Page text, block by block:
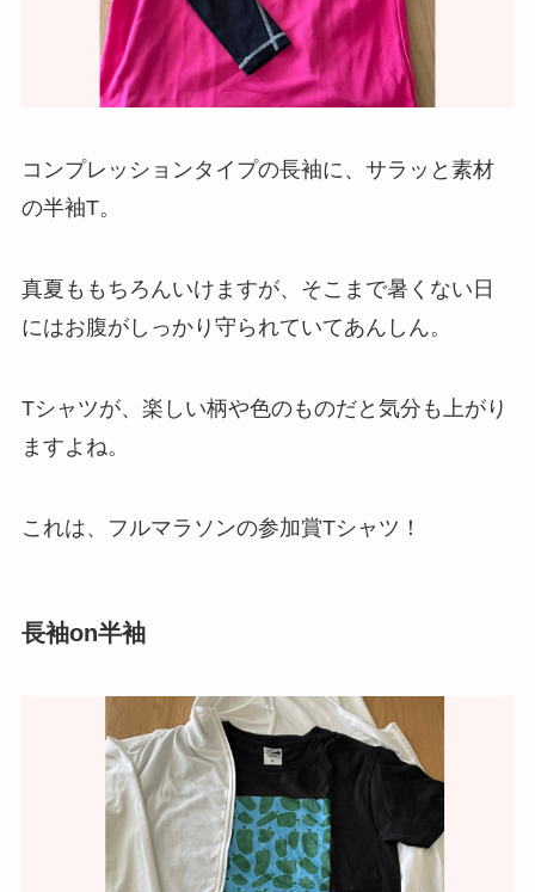
コンプレッションタイプの長袖に、サラッと素材
の半袖T。
真夏ももちろんいけますが、そこまで暑くない日
にはお腹がしっかり守られていてあんしん。
Tシャツが、楽しい柄や色のものだと気分も上がり
ますよね。
これは、フルマラソンの参加賞Tシャツ！
長袖on半袖